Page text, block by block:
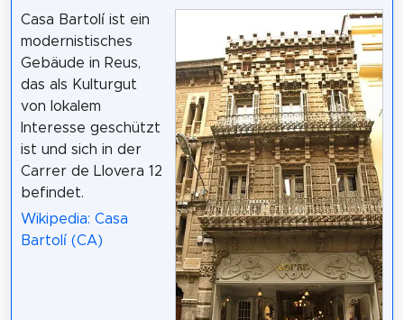
Casa Bartolí ist ein
modernistisches
Gebäude in Reus,
das als Kulturgut
von lokalem
Interesse geschützt
ist und sich in der
Carrer de Llovera 12
befindet.
Wikipedia: Casa
Bartolí (CA)